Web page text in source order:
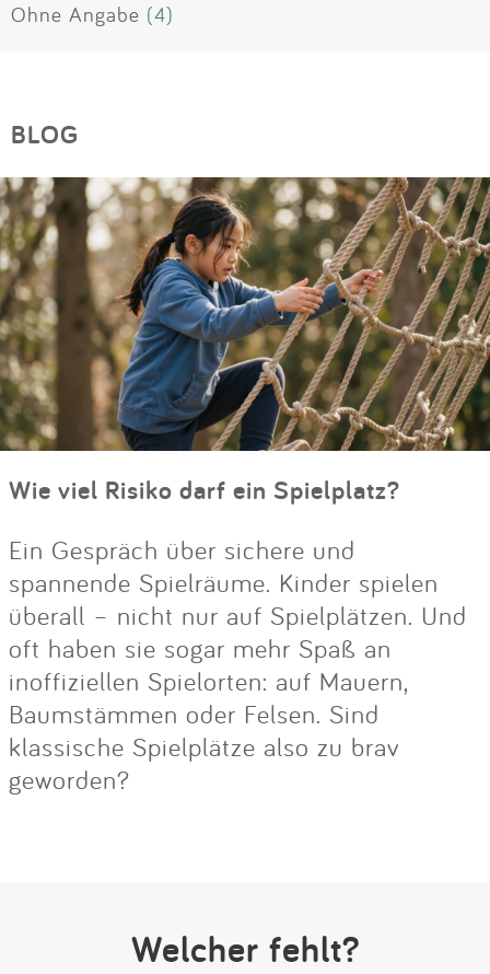
Ohne Angabe (4)
BLOG
Wie viel Risiko darf ein Spielplatz?
Ein Gespräch über sichere und
spannende Spielräume. Kinder spielen
überall – nicht nur auf Spielplätzen. Und
oft haben sie sogar mehr Spaß an
inoffiziellen Spielorten: auf Mauern,
Baumstämmen oder Felsen. Sind
klassische Spielplätze also zu brav
geworden?
Welcher fehlt?